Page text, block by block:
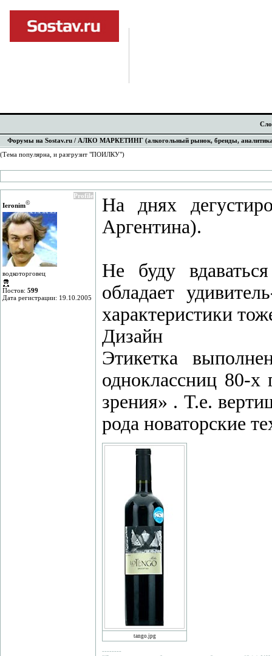
Форумы на Sostav.ru / АЛКО МАРКЕТИНГ (алкогольный рынок, бренды, аналитика,
(Тема популярна, и разгрузит "ПОИЛКУ")
Profile
Ieronim©
водкоторговец
Постов: 599
Дата регистрации: 19.10.2005
На днях
Аргентина).
Не буду
обладает
характеристики
Дизайн
Этикетка
одноклассниц 80-
зрения» . Т.е.
рода новаторские
tango.jpg
--------